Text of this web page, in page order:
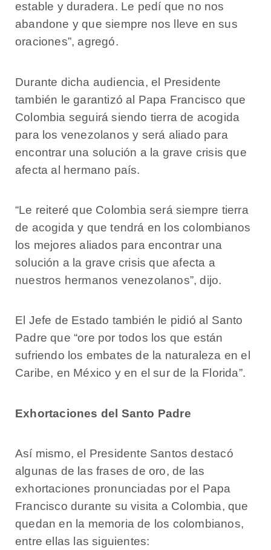
estable y duradera. Le pedí que no nos
abandone y que siempre nos lleve en sus
oraciones”, agregó.
Durante dicha audiencia, el Presidente
también le garantizó al Papa Francisco que
Colombia seguirá siendo tierra de acogida
para los venezolanos y será aliado para
encontrar una solución a la grave crisis que
afecta al hermano país.
“Le reiteré que Colombia será siempre tierra
de acogida y que tendrá en los colombianos
los mejores aliados para encontrar una
solución a la grave crisis que afecta a
nuestros hermanos venezolanos”, dijo.
El Jefe de Estado también le pidió al Santo
Padre que “ore por todos los que están
sufriendo los embates de la naturaleza en el
Caribe, en México y en el sur de la Florida”.
Exhortaciones del Santo Padre
Así mismo, el Presidente Santos destacó
algunas de las frases de oro, de las
exhortaciones pronunciadas por el Papa
Francisco durante su visita a Colombia, que
quedan en la memoria de los colombianos,
entre ellas las siguientes: